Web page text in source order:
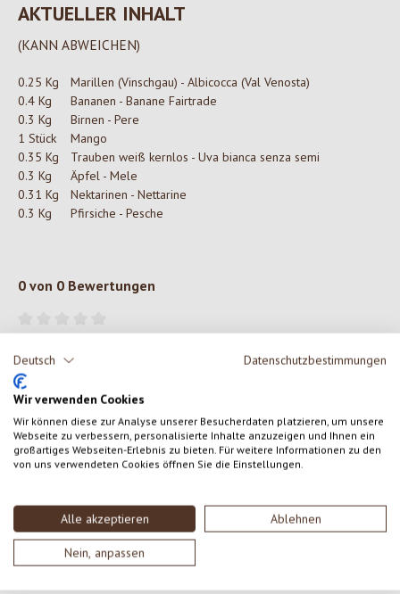
Deutsch Datenschutzbestimmungen
Wir verwenden Cookies
Wir können diese zur Analyse unserer Besucherdaten platzieren, um unsere
Webseite zu verbessern, personalisierte Inhalte anzuzeigen und Ihnen ein
großartiges Webseiten-Erlebnis zu bieten. Für weitere Informationen zu den
von uns verwendeten Cookies öffnen Sie die Einstellungen.
Alle akzeptieren Ablehnen
Nein, anpassen
AKTUELLER INHALT
(KANN ABWEICHEN)
0.25 Kg
Marillen (Vinschgau) - Albicocca (Val Venosta)
0.4 Kg
Bananen - Banane Fairtrade
0.3 Kg
Birnen - Pere
1 Stück
Mango
0.35 Kg
Trauben weiß kernlos - Uva bianca senza semi
0.3 Kg
Äpfel - Mele
0.31 Kg
Nektarinen - Nettarine
0.3 Kg
Pfirsiche - Pesche
0 von 0 Bewertungen
Teile deine Erfahrungen mit dem Produkt mit anderen Kunden.
SCHREIBE EINE BEWERTUNG
Bewertungen nur in der aktuellen Sprache anzeigen.
Keine Bewertungen gefunden. Gehe voran und teile
deine Erkenntnisse mit anderen.